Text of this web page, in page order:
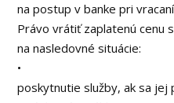
na postup v banke pri
Právo vrátiť zaplatenú cenu
na nasledovné situácie:
•
poskytnutie služby, ak sa jej